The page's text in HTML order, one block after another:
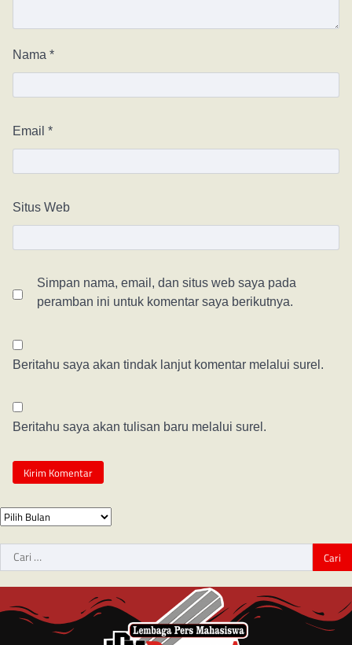
Nama *
Email *
Situs Web
Simpan nama, email, dan situs web saya pada
peramban ini untuk komentar saya berikutnya.
Beritahu saya akan tindak lanjut komentar melalui surel.
Beritahu saya akan tulisan baru melalui surel.